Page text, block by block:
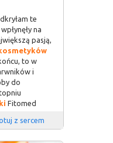
te
na
pasją,
to w
i
do
Fitomed
z sercem